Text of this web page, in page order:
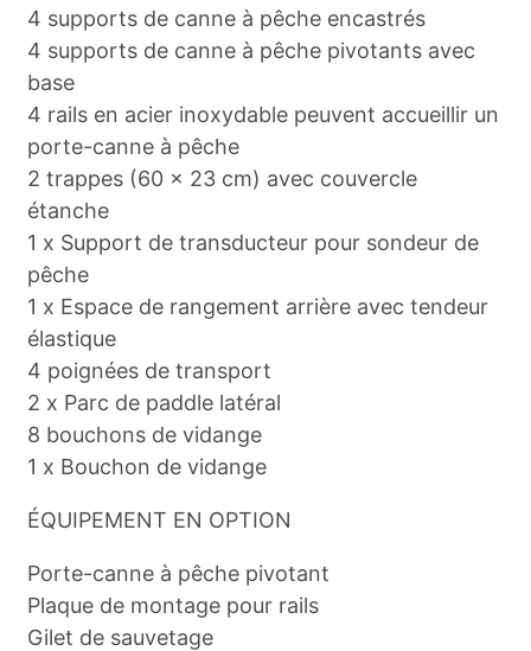
4 supports de canne à pêche encastrés
4 supports de canne à pêche pivotants avec
base
4 rails en acier inoxydable peuvent accueillir un
porte-canne à pêche
2 trappes (60 x 23 cm) avec couvercle
étanche
1 x Support de transducteur pour sondeur de
pêche
1 x Espace de rangement arrière avec tendeur
élastique
4 poignées de transport
2 x Parc de paddle latéral
8 bouchons de vidange
1 x Bouchon de vidange
ÉQUIPEMENT EN OPTION
Porte-canne à pêche pivotant
Plaque de montage pour rails
Gilet de sauvetage